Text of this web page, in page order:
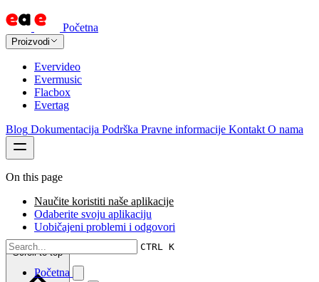
Početna
Proizvodi
Evervideo
Evermusic
Flacbox
Evertag
Blog Dokumentacija Podrška Pravne informacije Kontakt O nama
CTRL K
Početna
On this page
Naučite koristiti naše aplikacije
Odaberite svoju aplikaciju
Uobičajeni problemi i odgovori
Scroll to top